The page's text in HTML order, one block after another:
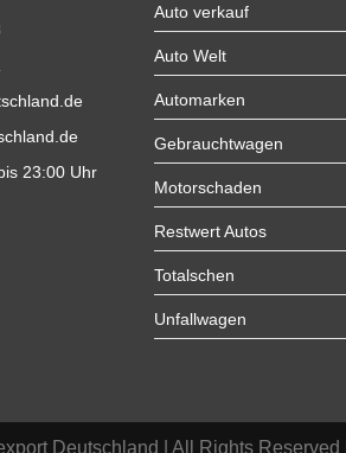
23:00 Uhr
Auto verkauf
Auto Welt
Automarken
Gebrauchtwagen
Motorschaden
Restwert Autos
Totalschen
Unfallwagen
Deutschland | All Rights Reserved |